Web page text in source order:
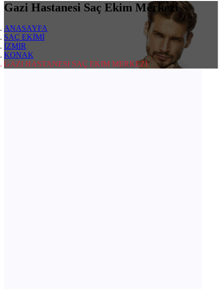
Gazi Hastanesi Saç Ekim Merkezi
ANASAYFA
SAÇ EKİMİ
İZMIR
KONAK
GAZI HASTANESI SAÇ EKIM MERKEZI